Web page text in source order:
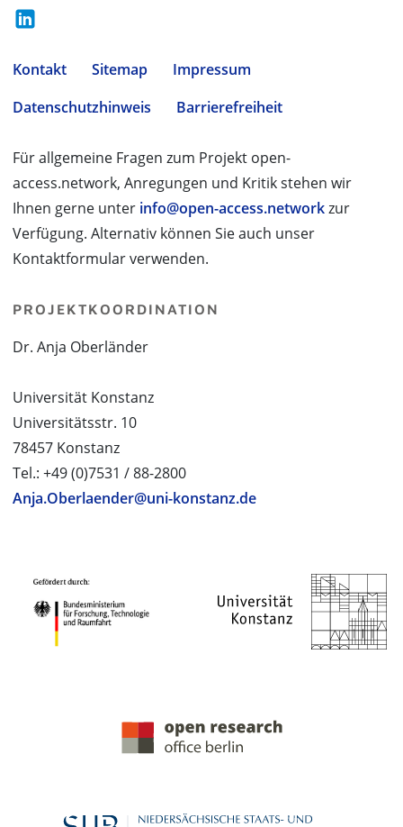
Kontakt Sitemap
Impressum
Datenschutzhinweis
Barrierefreiheit
Für allgemeine Fragen zum Projekt open-
access.network, Anregungen und Kritik stehen wir
Ihnen gerne unter info@open-access.networkzur
Verfügung. Alternativ können Sie auch unser
Kontaktformular verwenden.
PROJEKTKOORDINATION
Dr. Anja Oberländer
Universität Konstanz
Universitätsstr. 10
78457 Konstanz
Tel.: +49 (0)7531 / 88-2800
Anja.Oberlaender@uni-konstanz.de